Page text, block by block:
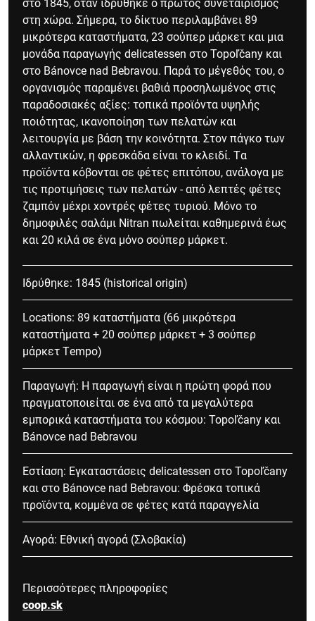
στη χώρα. Σήμερα, το δίκτυο περιλαμβάνει 89
μικρότερα καταστήματα, 23 σούπερ μάρκετ και μια
μονάδα παραγωγής delicatessen στο Topoľčany και
στο Bánovce nad Bebravou. Παρά το μέγεθός του, ο
οργανισμός παραμένει βαθιά προσηλωμένος στις
παραδοσιακές αξίες: τοπικά προϊόντα υψηλής
ποιότητας, ικανοποίηση των πελατών και
λειτουργία με βάση την κοινότητα. Στον πάγκο των
αλλαντικών, η φρεσκάδα είναι το κλειδί. Τα
προϊόντα κόβονται σε φέτες επιτόπου, ανάλογα με
τις προτιμήσεις των πελατών - από λεπτές φέτες
ζαμπόν μέχρι χοντρές φέτες τυριού. Μόνο το
δημοφιλές σαλάμι Nitran πωλείται καθημερινά έως
και 20 κιλά σε ένα μόνο σούπερ μάρκετ.
Ιδρύθηκε: 1845 (historical origin)
Locations: 89 καταστήματα (66 μικρότερα
καταστήματα + 20 σούπερ μάρκετ + 3 σούπερ
μάρκετ Tempo)
Παραγωγή: Η παραγωγή είναι η πρώτη φορά που
πραγματοποιείται σε ένα από τα μεγαλύτερα
εμπορικά καταστήματα του κόσμου: Topoľčany και
Bánovce nad Bebravou
Εστίαση: Εγκαταστάσεις delicatessen στο Topoľčany
και στο Bánovce nad Bebravou: Φρέσκα τοπικά
προϊόντα, κομμένα σε φέτες κατά παραγγελία
Αγορά: Εθνική αγορά (Σλοβακία)
Περισσότερες πληροφορίες
coop.sk